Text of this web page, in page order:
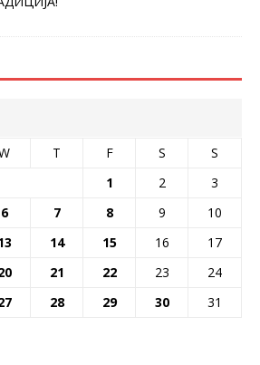
T F S
S
1
2
3
6 7 8 9
10
14 15 16
17
21 22 23
24
28 29 30 31